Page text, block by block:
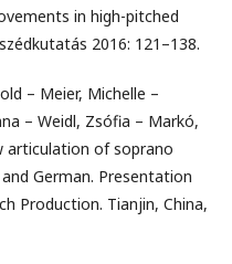
in high-pitched
2016: 121–138.
– Meier, Michelle –
– Weidl, Zsófia – Markó,
articulation of soprano
German. Presentation
Production. Tianjin, China,